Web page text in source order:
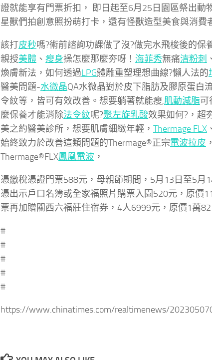
證就能享有門票折扣， 即日起至6月25日園區祭出動
星獸們拍創意照扮萌打卡，還有怪獸造型美食與消費
該打皮秒嗎?術前諮詢功課做了沒?做完水飛梭後的保
親授美體 、 瘦身操怎麼那麼夯呀！ 海菲秀無痛清粉刺
煥膚新法，如何透過LPG體雕重塑理想曲線?懶人法的
醫美問題-水微晶QA水微晶對於皮下脂肪及膠原蛋白
令紋等，皆可有效改善。想要躺著就能瘦,肌動減脂可
麼保養才能消除法令紋呢?聚左旋乳酸效果如何?，超
美之約醫美診所，想要肌膚細緻年輕， Thermage FLX
始終致力於改善這類問題的Thermage®正宗電波拉皮
Thermage®FLX鳳凰電波 ，
憑繳稅憑證門票588元，母親節期間，5月13日至5月
憑出示戶口名簿或全家福照片購票入園520元，原價
票再加贈關西六福莊住宿券，4人6999元，原價1萬
#
#
#
#
#
https://www.chinatimes.com/realtimenews/